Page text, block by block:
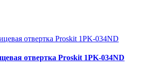
отвертка Proskit 1PK-034ND